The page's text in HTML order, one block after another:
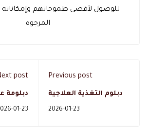
للوصول لأقصى طموحاتهم وإمكاناته
المرجوه
Previous post
دبلوم التغذية العلاجية
2026-01-23
post
دبلومة
01-23